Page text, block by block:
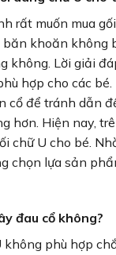
rất muốn mua
khoăn không
không. Lời giải
hợp cho các bé.
cổ để tránh dẫn
hơn. Hiện nay,
chữ U cho bé.
chọn lựa sản
đau cổ không?
không phù hợp